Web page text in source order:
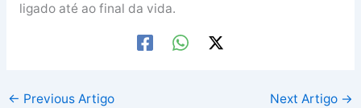
ligado até ao final da vida.
← Previous Artigo Next Artigo →